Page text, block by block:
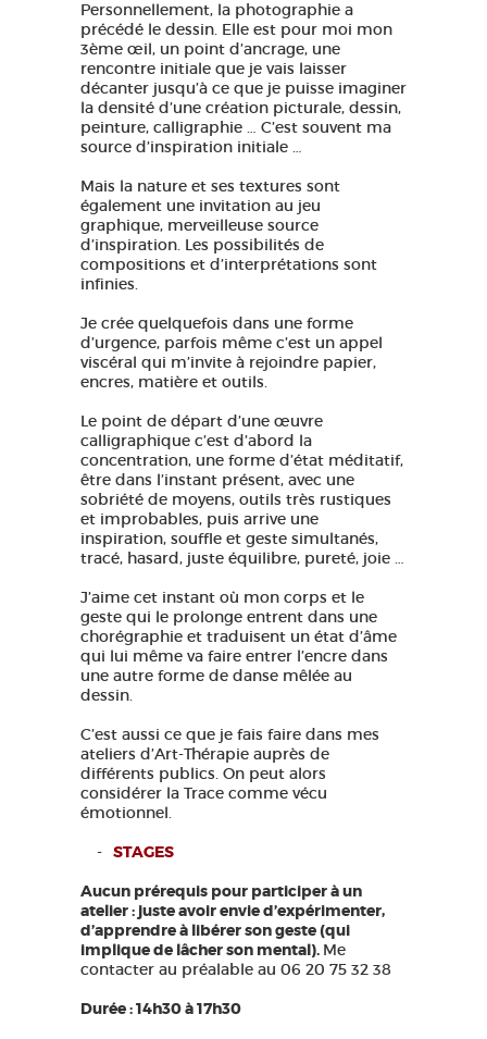
Personnellement, la photographie a
précédé le dessin. Elle est pour moi mon
3ème œil, un point d’ancrage, une
rencontre initiale que je vais laisser
décanter jusqu’à ce que je puisse imaginer
la densité d’une création picturale, dessin,
peinture, calligraphie … C’est souvent ma
source d’inspiration initiale …
Mais la nature et ses textures sont
également une invitation au jeu
graphique, merveilleuse source
d’inspiration. Les possibilités de
compositions et d’interprétations sont
infinies.
Je crée quelquefois dans une forme
d’urgence, parfois même c’est un appel
viscéral qui m’invite à rejoindre papier,
encres, matière et outils.
Le point de départ d’une œuvre
calligraphique c’est d’abord la
concentration, une forme d’état méditatif,
être dans l’instant présent, avec une
sobriété de moyens, outils très rustiques
et improbables, puis arrive une
inspiration, souffle et geste simultanés,
tracé, hasard, juste équilibre, pureté, joie …
J’aime cet instant où mon corps et le
geste qui le prolonge entrent dans une
chorégraphie et traduisent un état d’âme
qui lui même va faire entrer l’encre dans
une autre forme de danse mêlée au
dessin.
C’est aussi ce que je fais faire dans mes
ateliers d’Art-Thérapie auprès de
différents publics. On peut alors
considérer la Trace comme vécu
émotionnel.
STAGES
Aucun prérequis pour participer à un
atelier : juste avoir envie d’expérimenter,
d’apprendre à libérer son geste (qui
implique de lâcher son mental). Me
contacter au préalable au 06 20 75 32 38
Durée : 14h30 à 17h30